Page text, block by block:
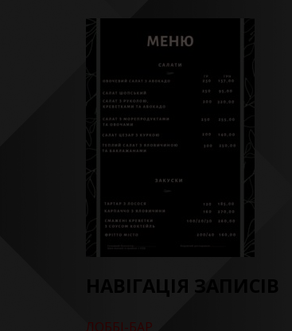
НАВІГАЦІЯ ЗАПИСІВ
ЛОББІ-БАР